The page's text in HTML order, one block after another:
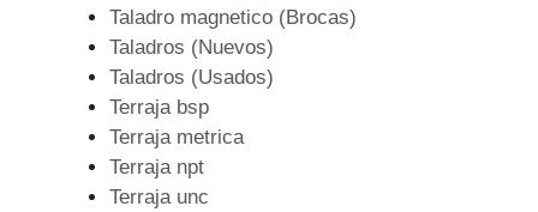
Taladro magnetico (Brocas)
Taladros (Nuevos)
Taladros (Usados)
Terraja bsp
Terraja metrica
Terraja npt
Terraja unc